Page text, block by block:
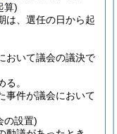
算)
は、選任の日から起
おいて議会の議決で
。
事件が議会において
の設置)